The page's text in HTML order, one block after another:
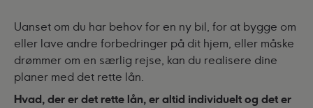
Uanset om du har behov for en ny bil, for at bygge om
eller lave andre forbedringer på dit hjem, eller måske
drømmer om en særlig rejse, kan du realisere dine
planer med det rette lån.
Hvad, der er det rette lån, er altid individuelt og det er